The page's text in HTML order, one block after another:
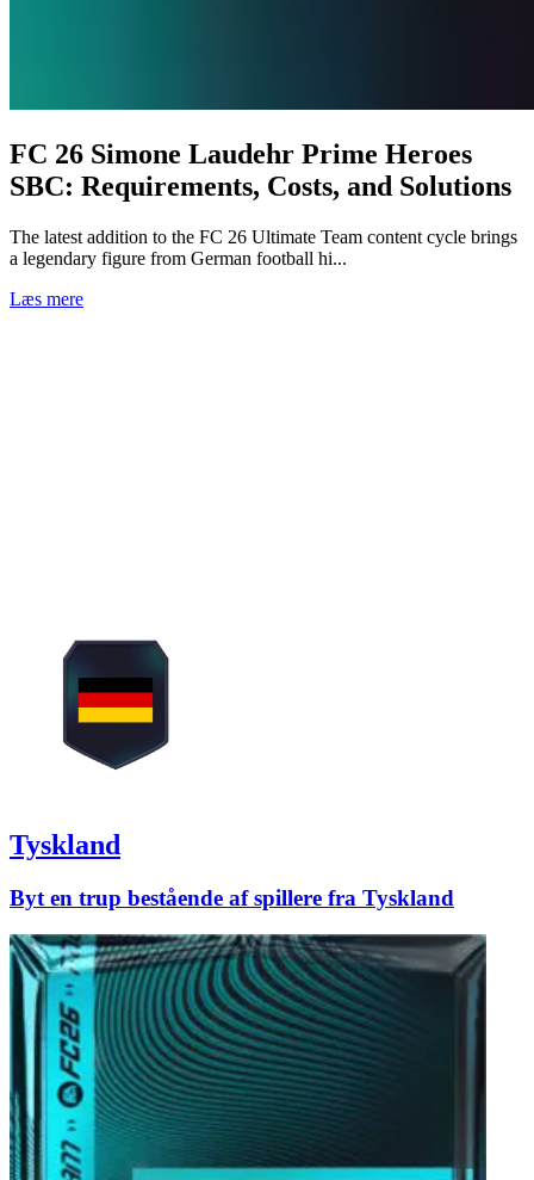
FC 26 Simone Laudehr Prime Heroes
SBC: Requirements, Costs, and Solutions
The latest addition to the FC 26 Ultimate Team content cycle brings
a legendary figure from German football hi...
Læs mere
Tyskland
Byt en trup bestående af spillere fra Tyskland